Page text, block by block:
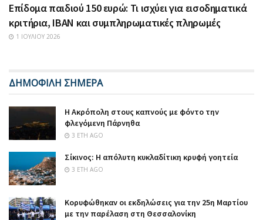
Επίδομα παιδιού 150 ευρώ: Τι ισχύει για εισοδηματικά
κριτήρια, IBAN και συμπληρωματικές πληρωμές
1 ΙΟΥΛΊΟΥ 2026
ΔΗΜΟΦΙΛΗ ΣΗΜΕΡΑ
Η Ακρόπολη στους καπνούς με φόντο την
φλεγόμενη Πάρνηθα
3 ΈΤΗ AGO
Σίκινος: Η απόλυτη κυκλαδίτικη κρυφή γοητεία
3 ΈΤΗ AGO
Κορυφώθηκαν οι εκδηλώσεις για την 25η Μαρτίου
με την παρέλαση στη Θεσσαλονίκη